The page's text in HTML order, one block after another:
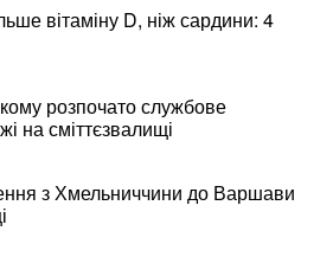
вітаміну D, ніж сардини: 4
розпочато службове
на сміттєзвалищі
з Хмельниччини до Варшави